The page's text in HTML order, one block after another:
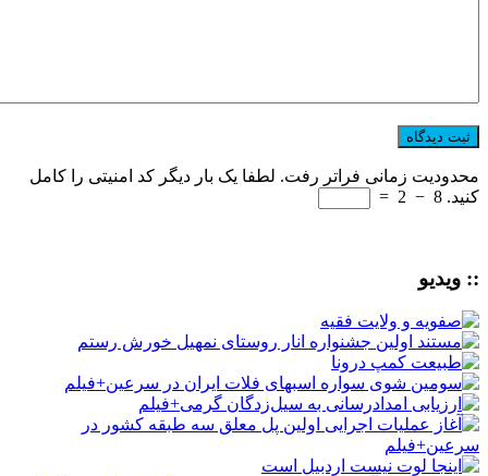
محدودیت زمانی فراتر رفت. لطفا یک بار دیگر کد امنیتی را کامل
کنید. 8
−
2
=
:: ویدیو